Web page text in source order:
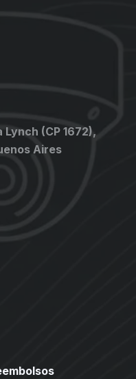
(CP 1672),
Aires